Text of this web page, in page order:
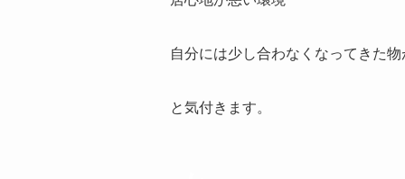
自分には少し合わなくなってきた
と気付きます。